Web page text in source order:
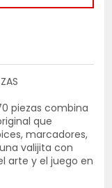
piezas combina
que
marcadores,
valijita con
arte y el juego en